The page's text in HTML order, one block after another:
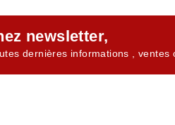
newsletter,
dernières informations , ventes